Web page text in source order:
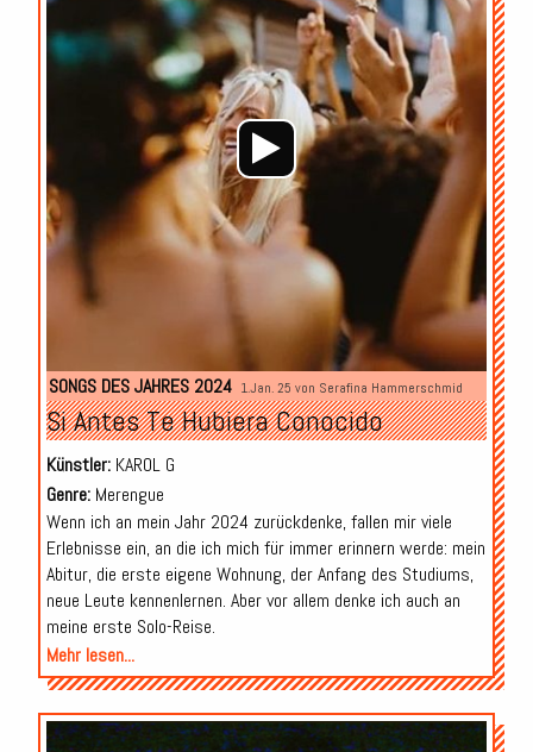
SONGS DES JAHRES 2024 1.Jan. 25 von Serafina Hammerschmid
Si Antes Te Hubiera Conocido
Künstler:KAROL G
Genre:Merengue
Wenn ich an mein Jahr 2024 zurückdenke, fallen mir viele
Erlebnisse ein, an die ich mich für immer erinnern werde: mein
Abitur, die erste eigene Wohnung, der Anfang des Studiums,
neue Leute kennenlernen. Aber vor allem denke ich auch an
meine erste Solo-Reise.
Mehr lesen...
Audio-